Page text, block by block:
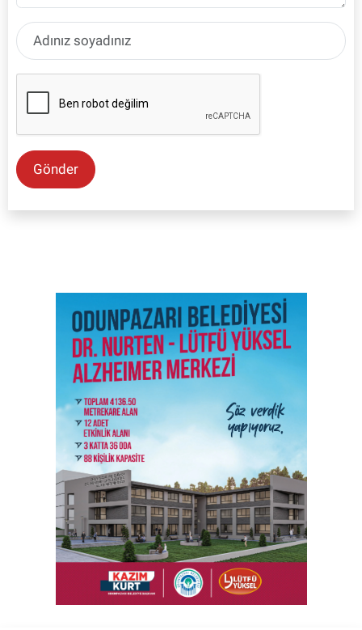
Gönder